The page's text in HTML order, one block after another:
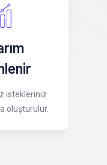
istekleriniz
oluşturulur.